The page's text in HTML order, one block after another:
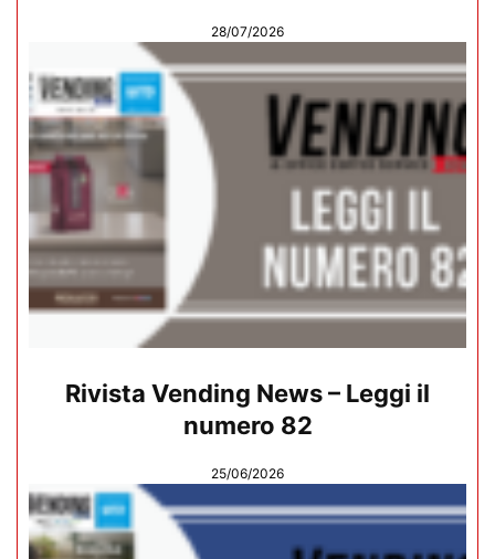
28/07/2026
Rivista Vending News – Leggi il
numero 82
25/06/2026